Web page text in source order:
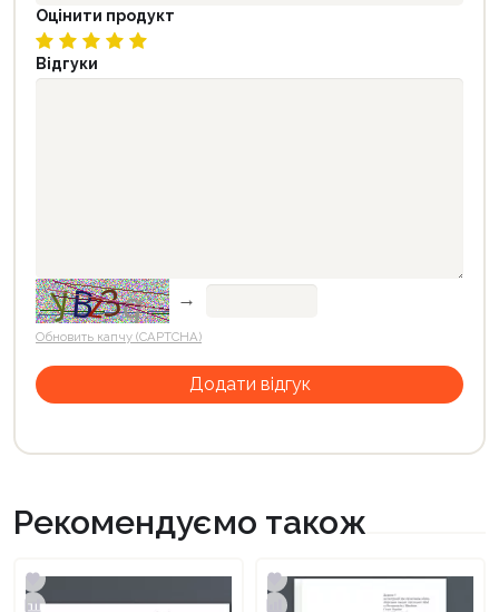
Оцінити продукт
Відгуки
→
Обновить капчу (CAPTCHA)
Рекомендуємо також